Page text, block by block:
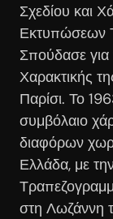
Σχεδίου και
Εκτυπώσεων
Σπούδασε για
Χαρακτικής
Παρίσι. Το
συμβόλαιο
διαφόρων
Ελλάδα, με
στη Λωζάννη